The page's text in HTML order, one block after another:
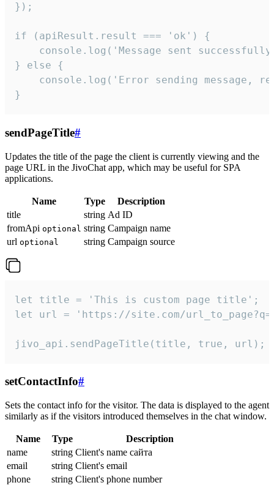
});
if (apiResult.result === 'ok') {
console.log('Message sent
} else {
console.log('Error sending message,
}
sendPageTitle#
Updates the title of the page the client is currently viewing and the
page URL in the JivoChat app, which may be useful for SPA
applications.
Name Type
Description
title
string Ad ID
fromApi optional string Campaign name
url optional string Campaign source
let title = 'This is custom page title';
let url = 'https://site.com/
jivo_api.sendPageTitle(title, true, url);
setContactInfo#
Sets the contact info for the visitor. The data is displayed to the agent
similarly as if the visitors introduced themselves in the chat window.
Name Type
Description
name
string Client's name сайта
email
string Client's email
phone
string Client's phone number